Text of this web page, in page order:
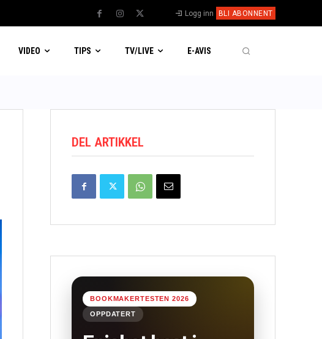
Logg inn BLI ABONNENT
VIDEO TIPS TV/LIVE E-AVIS
DEL ARTIKKEL
BOOKMAKERTESTEN 2026
OPPDATERT